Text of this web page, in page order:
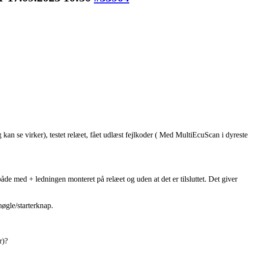
se virker), testet relæet, fået udlæst fejlkoder ( Med MultiEcuScan i dyreste
med + ledningen monteret på relæet og uden at det er tilsluttet. Det giver
starterknap.